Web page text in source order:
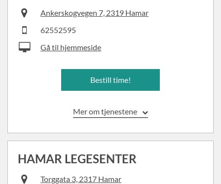
Ankerskogvegen 7, 2319 Hamar
62552595
Gå til hjemmeside
Bestill time!
Mer om tjenestene
HAMAR LEGESENTER
Torggata 3, 2317 Hamar